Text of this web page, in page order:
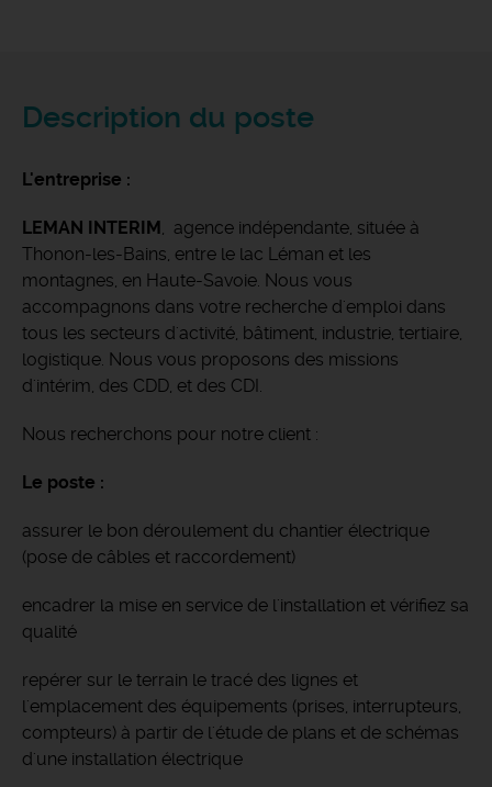
Description du poste
L'entreprise :
LEMAN INTERIM, agence indépendante, située à
Thonon-les-Bains, entre le lac Léman et les
montagnes, en Haute-Savoie. Nous vous
accompagnons dans votre recherche d'emploi dans
tous les secteurs d'activité, bâtiment, industrie, tertiaire,
logistique. Nous vous proposons des missions
d'intérim, des CDD, et des CDI.
Nous recherchons pour notre client :
Le poste :
assurer le bon déroulement du chantier électrique
(pose de câbles et raccordement)
encadrer la mise en service de l'installation et vérifiez sa
qualité
repérer sur le terrain le tracé des lignes et
l'emplacement des équipements (prises, interrupteurs,
compteurs) à partir de l'étude de plans et de schémas
d'une installation électrique